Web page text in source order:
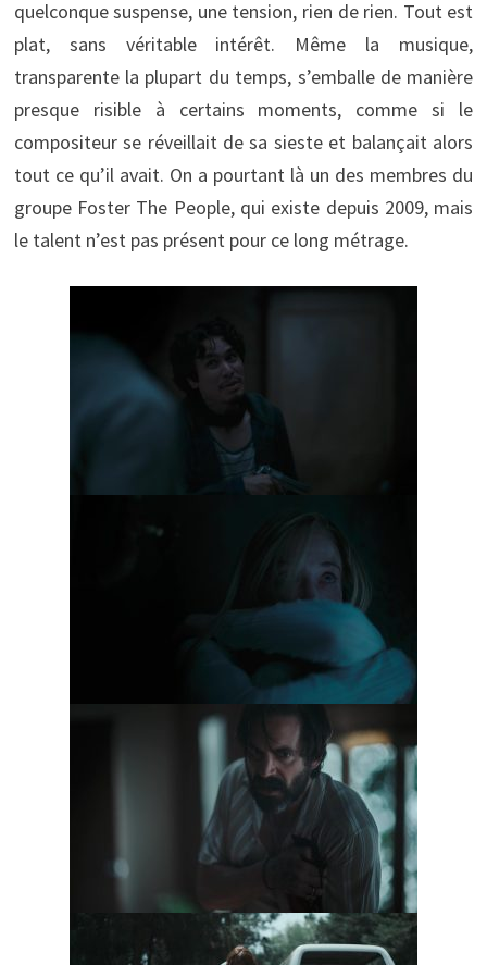
quelconque suspense, une tension, rien de rien. Tout est
plat, sans véritable intérêt. Même la musique,
transparente la plupart du temps, s’emballe de manière
presque risible à certains moments, comme si le
compositeur se réveillait de sa sieste et balançait alors
tout ce qu’il avait. On a pourtant là un des membres du
groupe Foster The People, qui existe depuis 2009, mais
le talent n’est pas présent pour ce long métrage.